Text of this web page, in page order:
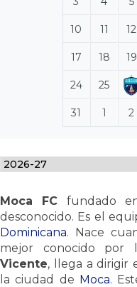
10 11 12
17 18 19
24 25
31 1 2
Moca FC fundado
desconocido. Es el
Dominicana. Nace
mejor conocido por
Vicente, llega a dirigir
la ciudad de Moca.